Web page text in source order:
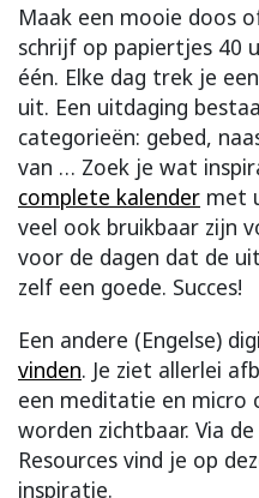
Maak een mooie doos
schrijf op papiertjes 40
één. Elke dag trek je
uit. Een uitdaging
categorieën: gebed,
van … Zoek je wat
complete kalender met
veel ook bruikbaar zijn
voor de dagen dat de
zelf een goede. Succes!
Een andere (Engelse)
vinden. Je ziet allerlei
een meditatie en micro
worden zichtbaar. Via
Resources vind je op
inspiratie.